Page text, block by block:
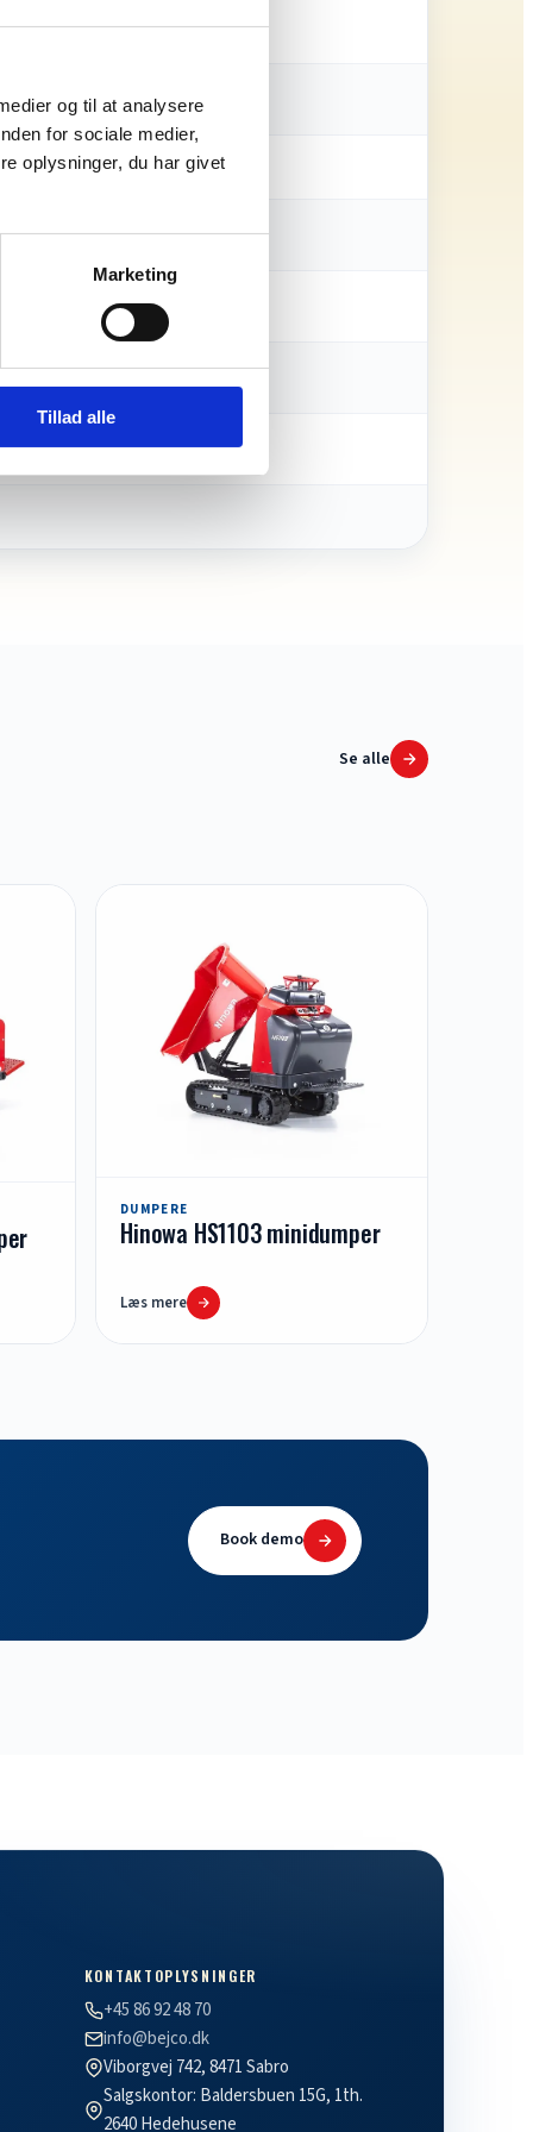
og til at analysere
for sociale medier,
oplysninger, du har givet
Marketing
Tillad alle
Se alle
DUMPERE
Hinowa HS1103 minidumper
Læs mere
Book demo
KONTAKTOPLYSNINGER
+45 86 92 48 70
info@bejco.dk
Viborgvej 742, 8471 Sabro
Salgskontor: Baldersbuen 15G, 1th.
2640 Hedehusene